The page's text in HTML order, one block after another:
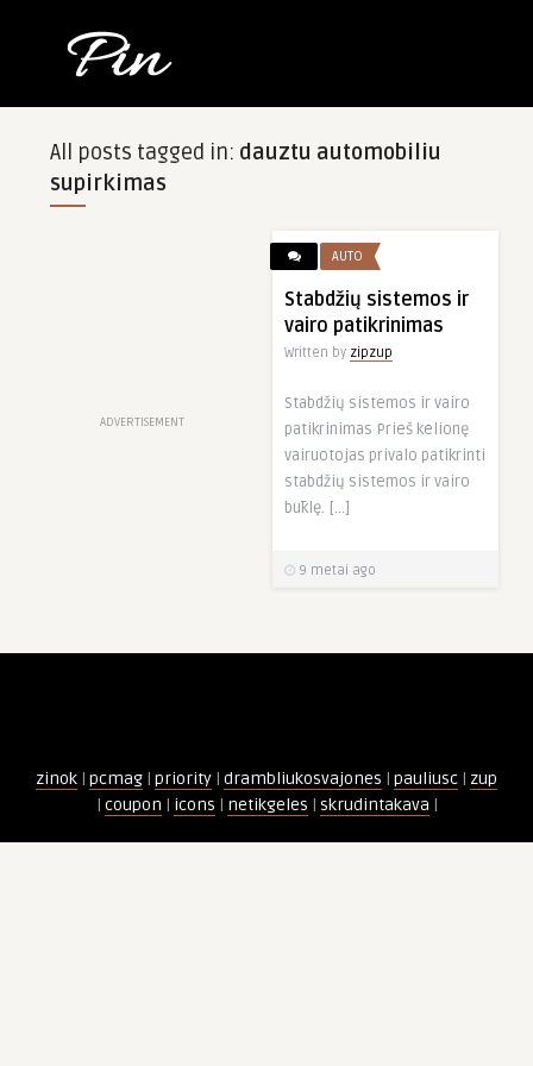
All posts tagged in: dauztu automobiliu
supirkimas
ADVERTISEMENT
AUTO
Stabdžių sistemos ir
vairo patikrinimas
Written by zipzup
Stabdžių sistemos ir vairo
patikrinimas Prieš kelionę
vairuotojas privalo patikrinti
stabdžių sistemos ir vairo
būklę. […]
9 metai ago
zinok | pcmag | priority | drambliukosvajones | pauliusc | zup
| coupon | icons | netikgeles | skrudintakava |